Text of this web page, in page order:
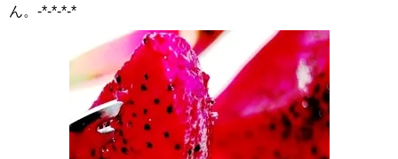
ん。-*-*-*-*